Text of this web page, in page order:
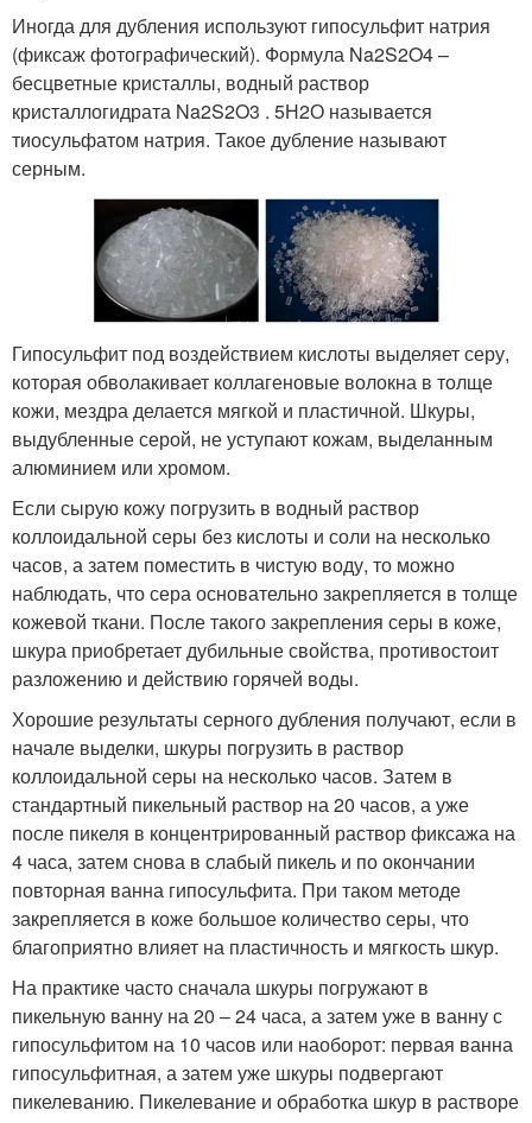
Иногда для дубления используют гипосульфит натрия
(фиксаж фотографический). Формула Na2S2O4 –
бесцветные кристаллы, водный раствор
кристаллогидрата Na2S2O3 . 5Н2О называется
тиосульфатом натрия. Такое дубление называют
серным.
Гипосульфит под воздействием кислоты выделяет серу,
которая обволакивает коллагеновые волокна в толще
кожи, мездра делается мягкой и пластичной. Шкуры,
выдубленные серой, не уступают кожам, выделанным
алюминием или хромом.
Если сырую кожу погрузить в водный раствор
коллоидальной серы без кислоты и соли на несколько
часов, а затем поместить в чистую воду, то можно
наблюдать, что сера основательно закрепляется в толще
кожевой ткани. После такого закрепления серы в коже,
шкура приобретает дубильные свойства, противостоит
разложению и действию горячей воды.
Хорошие результаты серного дубления получают, если в
начале выделки, шкуры погрузить в раствор
коллоидальной серы на несколько часов. Затем в
стандартный пикельный раствор на 20 часов, а уже
после пикеля в концентрированный раствор фиксажа на
4 часа, затем снова в слабый пикель и по окончании
повторная ванна гипосульфита. При таком методе
закрепляется в коже большое количество серы, что
благоприятно влияет на пластичность и мягкость шкур.
На практике часто сначала шкуры погружают в
пикельную ванну на 20 – 24 часа, а затем уже в ванну с
гипосульфитом на 10 часов или наоборот: первая ванна
гипосульфитная, а затем уже шкуры подвергают
пикелеванию. Пикелевание и обработка шкур в растворе